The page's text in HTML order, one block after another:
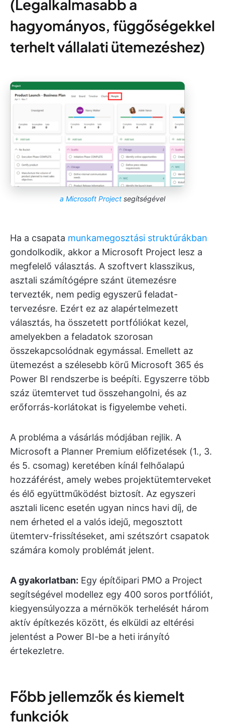
(Legalkalmasabb a
hagyományos, függőségekkel
terhelt vállalati ütemezéshez)
a Microsoft Project segítségével
Ha a csapata munkamegosztási struktúrákban
gondolkodik, akkor a Microsoft Project lesz a
megfelelő választás. A szoftvert klasszikus,
asztali számítógépre szánt ütemezésre
tervezték, nem pedig egyszerű feladat-
tervezésre. Ezért ez az alapértelmezett
választás, ha összetett portfóliókat kezel,
amelyekben a feladatok szorosan
összekapcsolódnak egymással. Emellett az
ütemezést a szélesebb körű Microsoft 365 és
Power BI rendszerbe is beépíti. Egyszerre több
száz ütemtervet tud összehangolni, és az
erőforrás-korlátokat is figyelembe veheti.
A probléma a vásárlás módjában rejlik. A
Microsoft a Planner Premium előfizetések (1., 3.
és 5. csomag) keretében kínál felhőalapú
hozzáférést, amely webes projektütemterveket
és élő együttműködést biztosít. Az egyszeri
asztali licenc esetén ugyan nincs havi díj, de
nem érheted el a valós idejű, megosztott
ütemterv-frissítéseket, ami szétszórt csapatok
számára komoly problémát jelent.
A gyakorlatban: Egy építőipari PMO a Project
segítségével modellez egy 400 soros portfóliót,
kiegyensúlyozza a mérnökök terhelését három
aktív építkezés között, és elküldi az eltérési
jelentést a Power BI-be a heti irányító
értekezletre.
Főbb jellemzők és kiemelt
funkciók